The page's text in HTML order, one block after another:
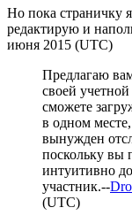
Но пока страничку
редактирую и
июня 2015 (UTC)
Предлагаю
своей
сможете
в одном
вынужден
поскольку вы
интуитивно
участник.--
(UTC)